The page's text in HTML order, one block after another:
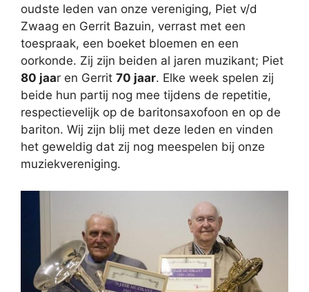
oudste leden van onze vereniging, Piet v/d
Zwaag en Gerrit Bazuin, verrast met een
toespraak, een boeket bloemen en een
oorkonde. Zij zijn beiden al jaren muzikant; Piet
80 jaar en Gerrit 70 jaar. Elke week spelen zij
beide hun partij nog mee tijdens de repetitie,
respectievelijk op de baritonsaxofoon en op de
bariton. Wij zijn blij met deze leden en vinden
het geweldig dat zij nog meespelen bij onze
muziekvereniging.